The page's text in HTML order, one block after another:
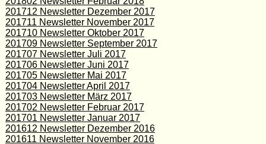
201712 Newsletter Dezember 2017
201711 Newsletter November 2017
201710 Newsletter Oktober 2017
201709 Newsletter September 2017
201707 Newsletter Juli 2017
201706 Newsletter Juni 2017
201705 Newsletter Mai 2017
201704 Newsletter April 2017
201703 Newsletter März 2017
201702 Newsletter Februar 2017
201701 Newsletter Januar 2017
201612 Newsletter Dezember 2016
201611 Newsletter November 2016